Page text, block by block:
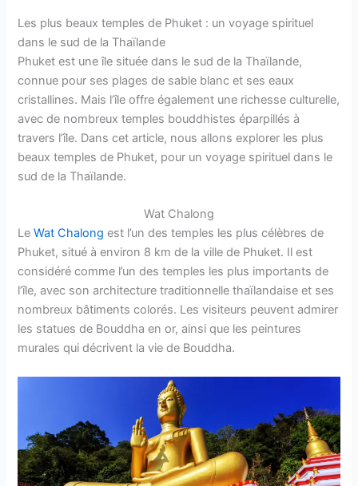
Les plus beaux temples de Phuket : un voyage spirituel
dans le sud de la Thaïlande
Phuket est une île située dans le sud de la Thaïlande,
connue pour ses plages de sable blanc et ses eaux
cristallines. Mais l’île offre également une richesse culturelle,
avec de nombreux temples bouddhistes éparpillés à
travers l’île. Dans cet article, nous allons explorer les plus
beaux temples de Phuket, pour un voyage spirituel dans le
sud de la Thaïlande.
Wat Chalong
LeWat Chalong est l’un des temples les plus célèbres de
Phuket, situé à environ 8 km de la ville de Phuket. Il est
considéré comme l’un des temples les plus importants de
l’île, avec son architecture traditionnelle thaïlandaise et ses
nombreux bâtiments colorés. Les visiteurs peuvent admirer
les statues de Bouddha en or, ainsi que les peintures
murales qui décrivent la vie de Bouddha.